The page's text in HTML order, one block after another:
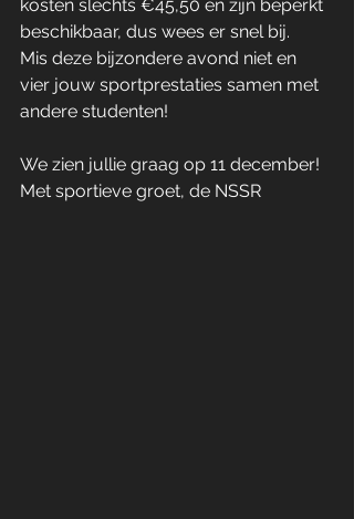
kosten slechts €45,50 en zijn beperkt
beschikbaar, dus wees er snel bij.
Mis deze bijzondere avond niet en
vier jouw sportprestaties samen met
andere studenten!
We zien jullie graag op 11 december!
Met sportieve groet, de NSSR